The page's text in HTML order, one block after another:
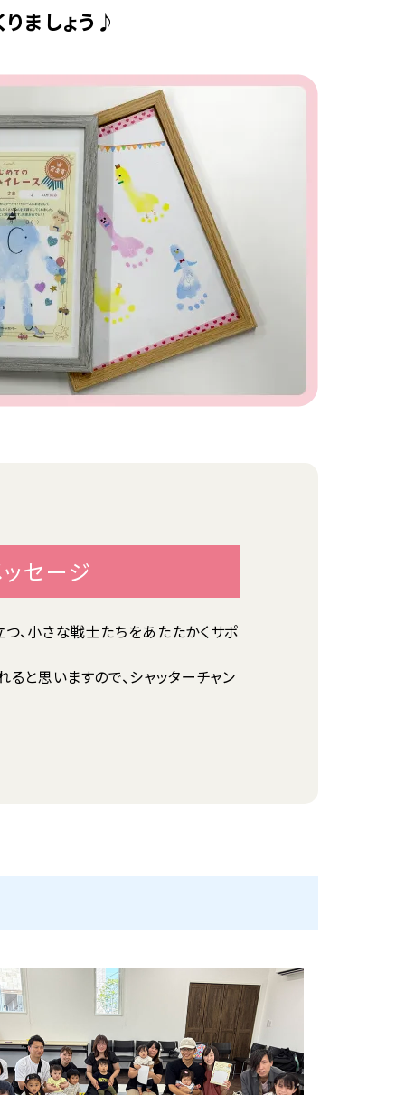
りましょう♪
セージ
、小さな戦士たちをあたたかくサポ
と思いますので、シャッターチャン